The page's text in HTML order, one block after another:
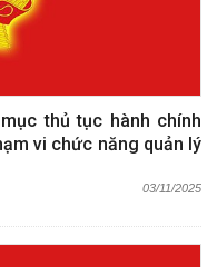
thủ tục hành chính
vi chức năng quản lý
03/11/2025